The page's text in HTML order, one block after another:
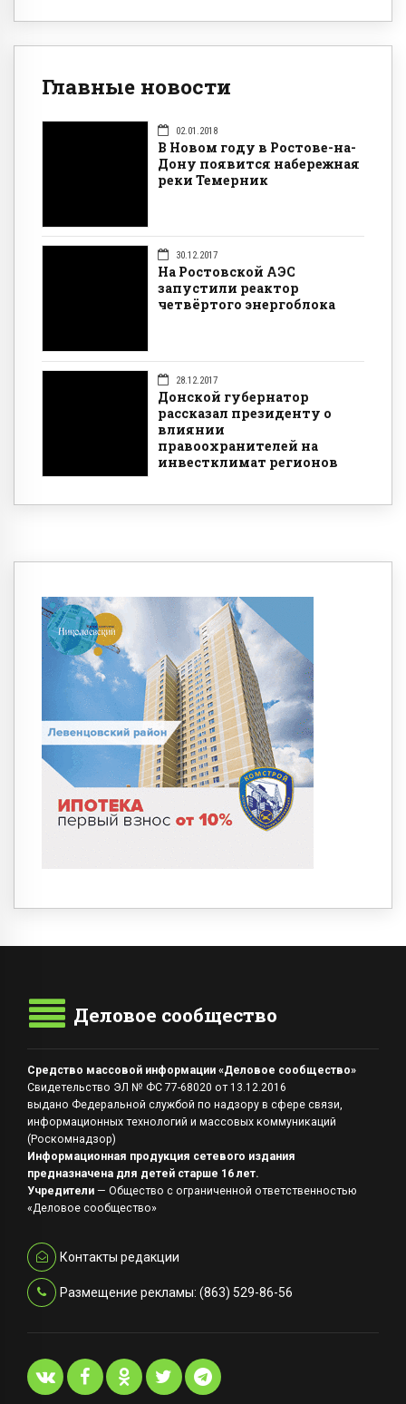
Главные новости
02.01.2018
В Новом году в Ростове-на-
Дону появится набережная
реки Темерник
30.12.2017
На Ростовской АЭС
запустили реактор
четвёртого энергоблока
28.12.2017
Донской губернатор
рассказал президенту о
влиянии
правоохранителей на
инвестклимат регионов
Деловое сообщество
Средство массовой информации «Деловое сообщество»
Свидетельство ЭЛ № ФС 77-68020 от 13.12.2016
выдано Федеральной службой по надзору в сфере связи,
информационных технологий и массовых коммуникаций
(Роскомнадзор)
Информационная продукция сетевого издания
предназначена для детей старше 16 лет.
Учредители — Общество с ограниченной ответственностью
«Деловое сообщество»
Контакты редакции
Размещение рекламы: (863) 529-86-56